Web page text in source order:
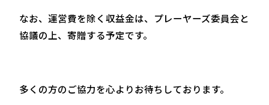
なお、運営費を除く収益金は、プレーヤーズ委員会と
協議の上、寄贈する予定です。
多くの方のご協力を心よりお待ちしております。